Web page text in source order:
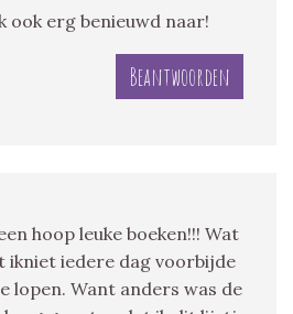
ook erg benieuwd naar!
Beantwoorden
hoop leuke boeken!!! Wat
ikniet iedere dag voorbijde
lopen. Want anders was de